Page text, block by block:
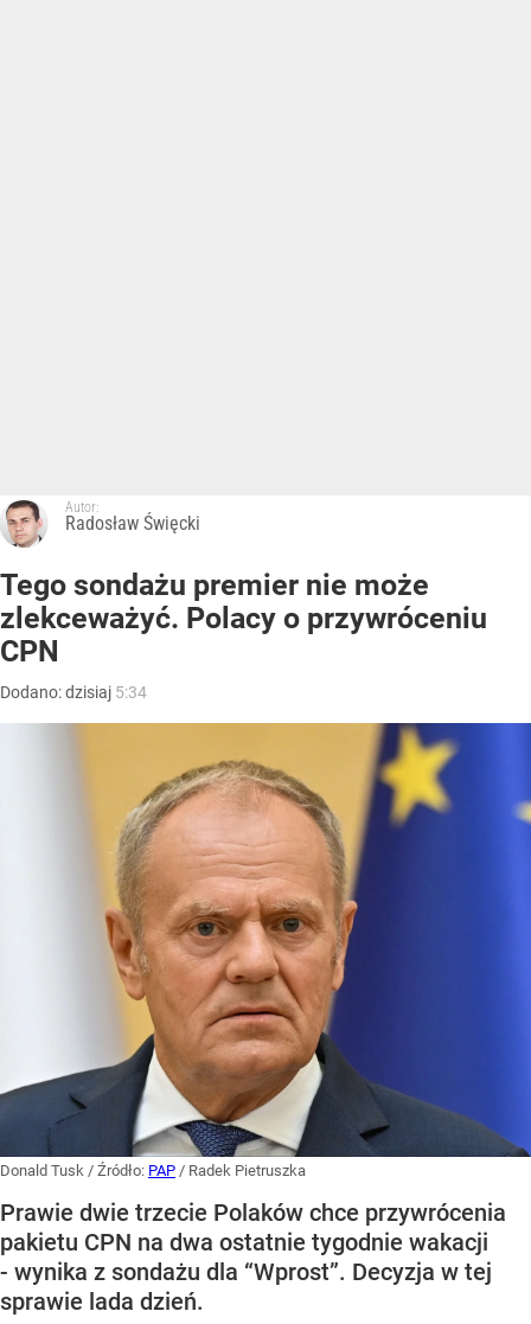
Autor:
Radosław Święcki
Tego sondażu premier nie może
zlekceważyć. Polacy o przywróceniu
CPN
Dodano:dzisiaj 5:34
Donald Tusk / Źródło: PAP / Radek Pietruszka
Prawie dwie trzecie Polaków chce przywrócenia
pakietu CPN na dwa ostatnie tygodnie wakacji
- wynika z sondażu dla “Wprost”. Decyzja w tej
sprawie lada dzień.